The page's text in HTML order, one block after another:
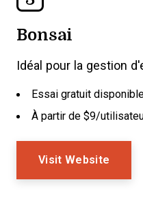
Bonsai
Idéal pour la gestion
Essai gratuit
À partir de $9/
Visit Website